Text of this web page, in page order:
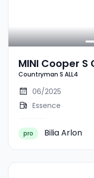
MINI Cooper
Countryman S
Countryman S ALL4
06/2025
Essence
pro Bilia Arlon